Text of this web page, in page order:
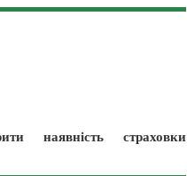
наявність страховки